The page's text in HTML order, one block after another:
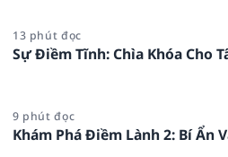
13 phút đọc
Sự Điềm Tĩnh: Chìa Khóa Cho
9 phút đọc
Khám Phá Điềm Lành 2: Bí Ẩn